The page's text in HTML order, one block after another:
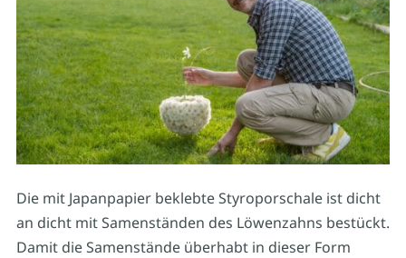
Die mit Japanpapier beklebte Styroporschale ist dicht
an dicht mit Samenständen des Löwenzahns bestückt.
Damit die Samenstände überhabt in dieser Form